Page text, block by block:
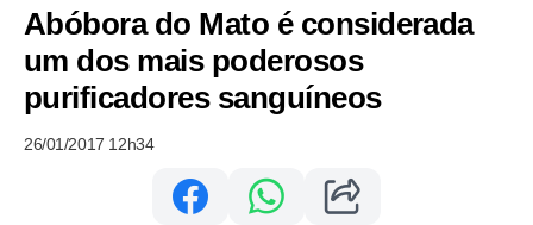
Abóbora do Mato é considerada
um dos mais poderosos
purificadores sanguíneos
26/01/2017 12h34